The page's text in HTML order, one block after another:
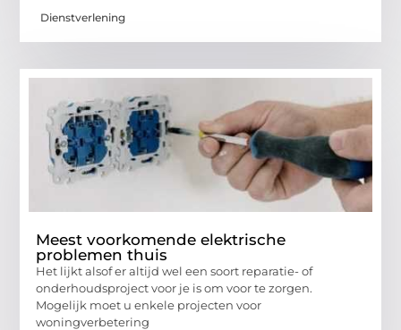
Dienstverlening
Meest voorkomende elektrische
problemen thuis
Het lijkt alsof er altijd wel een soort reparatie- of
onderhoudsproject voor je is om voor te zorgen.
Mogelijk moet u enkele projecten voor
woningverbetering